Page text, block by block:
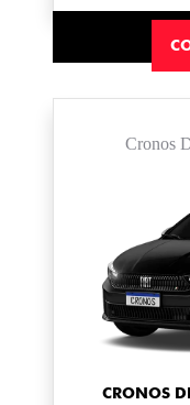
Cronos
CRONOS